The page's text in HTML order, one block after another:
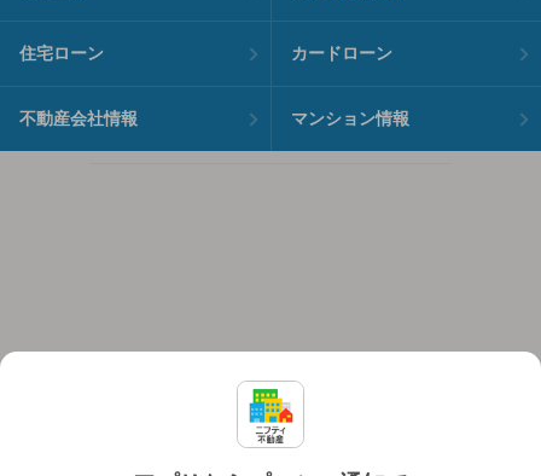
住宅ローン カードローン
不動産会社情報 マンション情報